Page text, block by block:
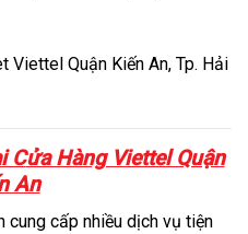
Viettel Quận Kiến An, Tp. Hải
Cửa Hàng Viettel Quận
An
cung cấp nhiều dịch vụ tiện